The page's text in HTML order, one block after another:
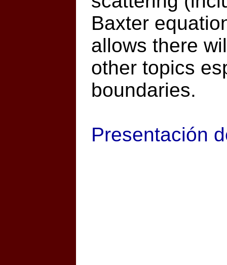
Baxter
allows there
other topics
boundaries.
Presentación